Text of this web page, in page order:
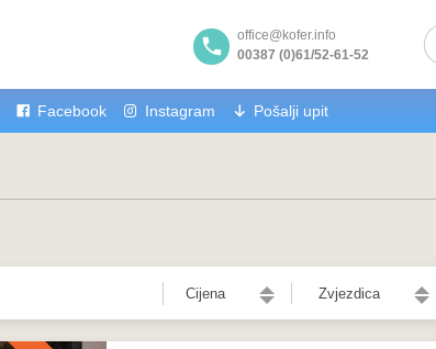
office@kofer.info
00387 (0)61/52-61-52
Facebook Instagram Pošalji upit
Cijena Zvjezdica